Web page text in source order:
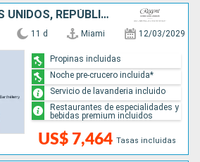
FRANCIA, ESTADOS UNIDOS, REPÚBLICA DOMINICANA, SAN VINCENT Y LAS GRANADINAS
11 d Miami 12/03/2029
US$ 7,464 Tasas incluidas
Propinas incluidas
Noche pre-crucero incluida*
Servicio de lavanderia incluido
Restaurantes de especialidades y
bebidas premium incluidos